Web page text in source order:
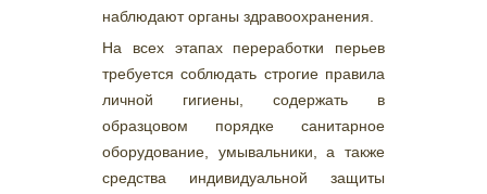
наблюдают органы здравоохранения.
На всех этапах переработки перьев
требуется соблюдать строгие правила
личной гигиены, содержать в
образцовом порядке санитарное
оборудование, умывальники, а также
средства индивидуальной защиты